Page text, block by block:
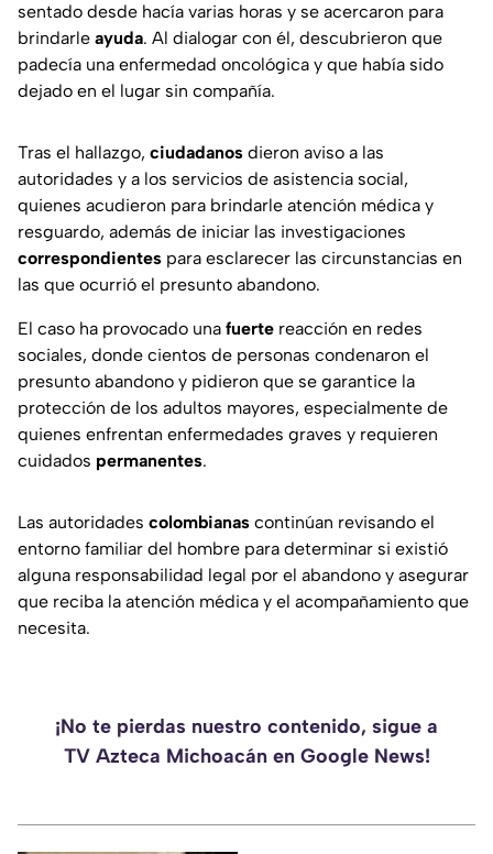
sentado desde hacía varias horas y se acercaron para
brindarle ayuda. Al dialogar con él, descubrieron que
padecía una enfermedad oncológica y que había sido
dejado en el lugar sin compañía.
Tras el hallazgo, ciudadanos dieron aviso a las
autoridades y a los servicios de asistencia social,
quienes acudieron para brindarle atención médica y
resguardo, además de iniciar las investigaciones
correspondientes para esclarecer las circunstancias en
las que ocurrió el presunto abandono.
El caso ha provocado una fuerte reacción en redes
sociales, donde cientos de personas condenaron el
presunto abandono y pidieron que se garantice la
protección de los adultos mayores, especialmente de
quienes enfrentan enfermedades graves y requieren
cuidados permanentes.
Las autoridades colombianas continúan revisando el
entorno familiar del hombre para determinar si existió
alguna responsabilidad legal por el abandono y asegurar
que reciba la atención médica y el acompañamiento que
necesita.
¡No te pierdas nuestro contenido, sigue a
TV Azteca Michoacán en Google News!